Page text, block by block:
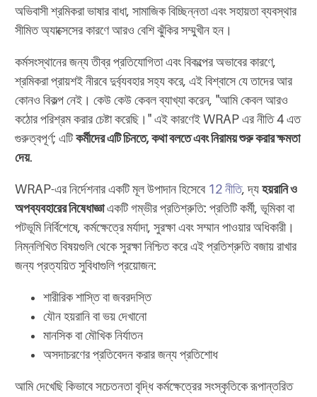
অভিবাসী শ্রমিকরা ভাষার বাধা, সামাজিক বিচ্ছিন্নতা এবং সহায়তা ব্যবস্থার
সীমিত অ্যাক্সেসের কারণে আরও বেশি ঝুঁকির সম্মুখীন হন।
কর্মসংস্থানের জন্য তীব্র প্রতিযোগিতা এবং বিকল্পের অভাবের কারণে,
শ্রমিকরা প্রায়শই নীরবে দুর্ব্যবহার সহ্য করে, এই বিশ্বাসে যে তাদের আর
কোনও বিকল্প নেই। কেউ কেউ কেবল ব্যাখ্যা করেন, "আমি কেবল আরও
কঠোর পরিশ্রম করার চেষ্টা করেছি।" এই কারণেই WRAP এর নীতি 4 এত
গুরুত্বপূর্ণ; এটিকর্মীদের এটি চিনতে, কথা বলতে এবং নিরাময় শুরু করার ক্ষমতা
দেয়.
WRAP-এর নির্দেশনার একটি মূল উপাদান হিসেবে 12 নীতি, দ্য হয়রানি ও
অপব্যবহারের নিষেধাজ্ঞাএকটি গম্ভীর প্রতিশ্রুতি: প্রতিটি কর্মী, ভূমিকা বা
পটভূমি নির্বিশেষে, কর্মক্ষেত্রে মর্যাদা, সুরক্ষা এবং সম্মান পাওয়ার অধিকারী।
নিম্নলিখিত বিষয়গুলি থেকে সুরক্ষা নিশ্চিত করে এই প্রতিশ্রুতি বজায় রাখার
জন্য প্রত্যয়িত সুবিধাগুলি প্রয়োজন:
শারীরিক শাস্তি বা জবরদস্তি
যৌন হয়রানি বা ভয় দেখানো
মানসিক বা মৌখিক নির্যাতন
অসদাচরণের প্রতিবেদন করার জন্য প্রতিশোধ
আমি দেখেছি কিভাবে সচেতনতা বৃদ্ধি কর্মক্ষেত্রের সংস্কৃতিকে রূপান্তরিত